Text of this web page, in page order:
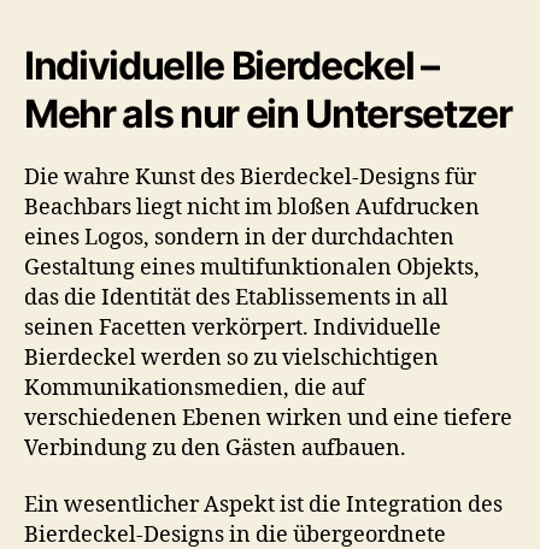
Individuelle Bierdeckel –
Mehr als nur ein Untersetzer
Die wahre Kunst des Bierdeckel-Designs für
Beachbars liegt nicht im bloßen Aufdrucken
eines Logos, sondern in der durchdachten
Gestaltung eines multifunktionalen Objekts,
das die Identität des Etablissements in all
seinen Facetten verkörpert. Individuelle
Bierdeckel werden so zu vielschichtigen
Kommunikationsmedien, die auf
verschiedenen Ebenen wirken und eine tiefere
Verbindung zu den Gästen aufbauen.
Ein wesentlicher Aspekt ist die Integration des
Bierdeckel-Designs in die übergeordnete